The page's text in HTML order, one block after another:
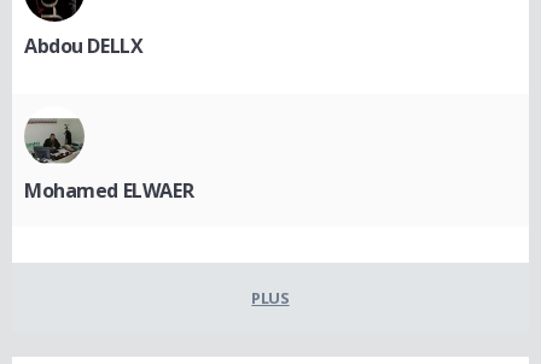
Abdou DELLX
Mohamed ELWAER
PLUS